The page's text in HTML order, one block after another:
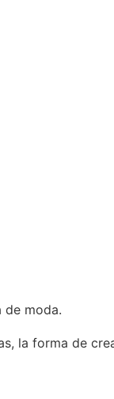
de moda.
la forma de